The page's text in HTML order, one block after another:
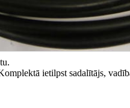
ietilpst sadalītājs,